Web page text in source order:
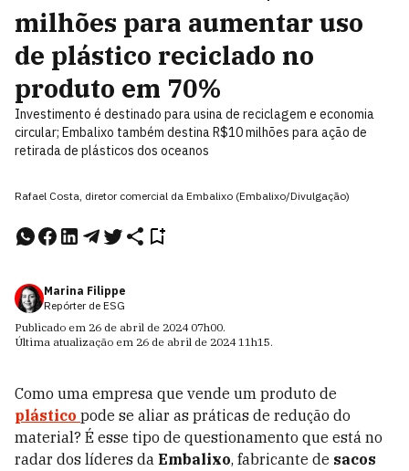
milhões para aumentar uso
de plástico reciclado no
produto em 70%
Investimento é destinado para usina de reciclagem e economia
circular; Embalixo também destina R$10 milhões para ação de
retirada de plásticos dos oceanos
Rafael Costa, diretor comercial da Embalixo (Embalixo/Divulgação)
Marina Filippe
Repórter de ESG
Publicado em 26 de abril de 2024 07h00.
Última atualização em 26 de abril de 2024 11h15.
Como uma empresa que vende um produto de
plástico pode se aliar as práticas de redução do
material? É esse tipo de questionamento que está no
radar dos líderes da Embalixo, fabricante de sacos